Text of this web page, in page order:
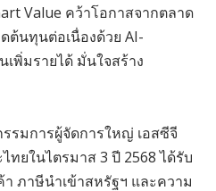
Value คว้าโอกาสจากตลาด
ต้นทุนต่อเนื่องด้วย AI-
พิ่มรายได้ มั่นใจสร้าง
รมการผู้จัดการใหญ่ เอสซีจี
ทยในไตรมาส 3 ปี 2568 ได้รับ
ภาษีนำเข้าสหรัฐฯ และความ